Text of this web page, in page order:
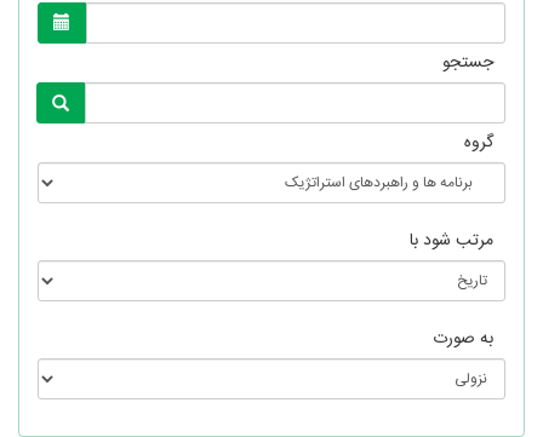
جستجو
گروه
مرتب شود با
به صورت